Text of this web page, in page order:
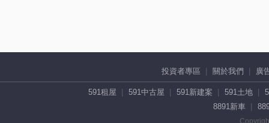
投資者專區 關於我們 廣
591租屋 591中古屋 591新建案 591土地
8891新車